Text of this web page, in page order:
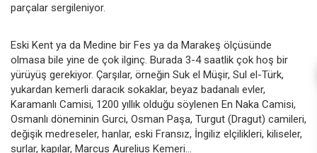
parçalar sergileniyor.
Eski Kent ya da Medine bir Fes ya da Marakeş ölçüsünde
olmasa bile yine de çok ilginç. Burada 3-4 saatlik çok hoş bir
yürüyüş gerekiyor. Çarşılar, örneğin Suk el Müşir, Sul el-Türk,
yukardan kemerli daracık sokaklar, beyaz badanalı evler,
Karamanlı Camisi, 1200 yıllık olduğu söylenen En Naka Camisi,
Osmanlı döneminin Gurci, Osman Paşa, Turgut (Dragut) camileri,
değişik medreseler, hanlar, eski Fransız, İngiliz elçilikleri, kiliseler,
surlar, kapılar, Marcus Aurelius Kemeri…